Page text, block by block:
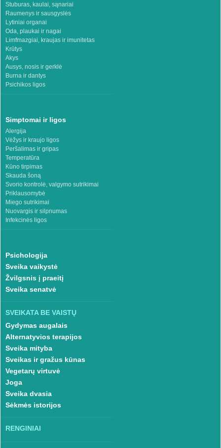
Stuburas, kaulai, sąnariai
Raumenys ir sausgyslės
Lytiniai organai
Oda, plaukai ir nagai
Limfmazgiai, kraujas ir imunitetas
Krūtys
Akys
Ausys, nosis ir gerklė
Burna ir dantys
Psichikos ligos
Simptomai ir ligos
Alergija
Vėžys ir kraujo ligos
Peršalimas ir gripas
Temperatūra
Kūno tirpimas
Skauda šoną
Svorio kontrolė, valgymo sutrikimai
Priklausomybė
Miego sutrikimai
Nuovargis ir silpnumas
Infekcinės ligos
Psichologija
Sveika vaikystė
Žvilgsnis į praeitį
Sveika senatvė
SVEIKATA BE VAISTŲ
Gydymas augalais
Alternatyvios terapijos
Sveika mityba
Sveikas ir gražus kūnas
Vegetarų virtuvė
Joga
Sveika dvasia
Sėkmės istorijos
RENGINIAI